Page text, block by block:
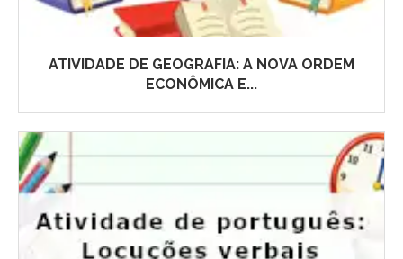
ATIVIDADE DE GEOGRAFIA: A NOVA ORDEM
ECONÔMICA E...